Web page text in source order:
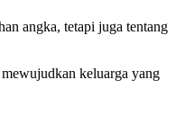
angka, tetapi juga tentang
keluarga yang